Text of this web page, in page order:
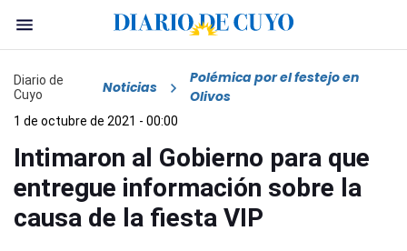
Diario de
Cuyo
Noticias
Polémica por el festejo en
Olivos
1 de octubre de 2021 - 00:00
Intimaron al Gobierno para que
entregue información sobre la
causa de la fiesta VIP